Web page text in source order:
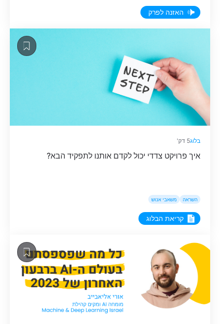
האזנה לפרק
בלוג5 דק'
איך פרויקט צדדי יכול לקדם אותנו לתפקיד הבא?
השראה משאבי אנוש
קריאת הבלוג